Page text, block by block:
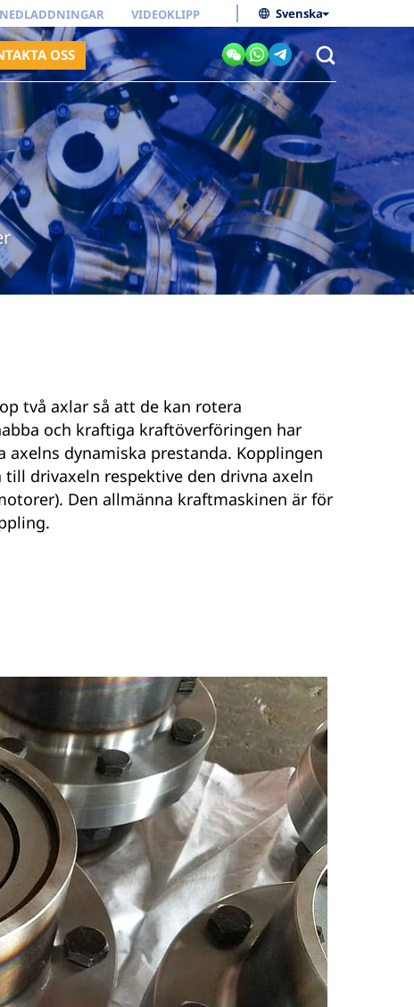
Svenska
NEDLADDNINGAR VIDEOKLIPP
OSS
två axlar så att de kan rotera
och kraftiga kraftöverföringen har
dynamiska prestanda. Kopplingen
drivaxeln respektive den drivna axeln
Den allmänna kraftmaskinen är för